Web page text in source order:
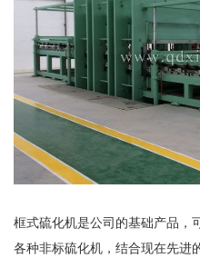
框式硫化机是公司的基础产品，
各种非标硫化机，结合现在先进